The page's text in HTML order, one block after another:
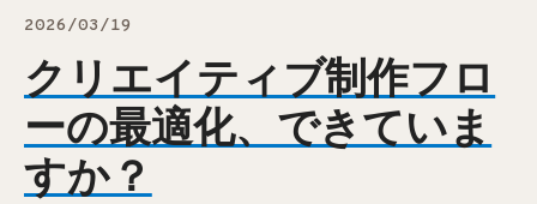
2026/03/19
クリエイティブ制作フロ
ーの最適化、できていま
すか？